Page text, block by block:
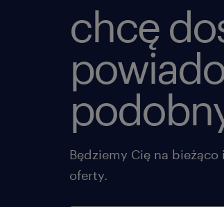
chcę
Będziemy Cię na
oferty.